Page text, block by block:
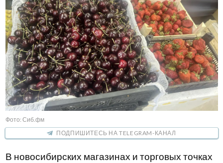
Фото: Сиб.фм
ПОДПИШИТЕСЬ НА TELEGRAM-КАНАЛ
В новосибирских магазинах и торговых точках